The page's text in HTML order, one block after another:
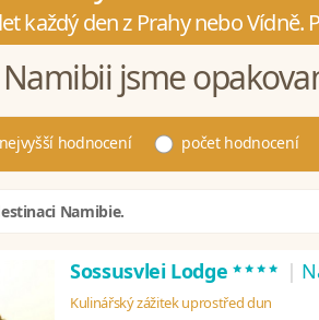
každý den z Prahy nebo
jsme
nejvyšší hodnocení počet hodnocení
Namibie.
Sossusvlei Lodge**** |
Kulinářský zážitek uprostřed dun